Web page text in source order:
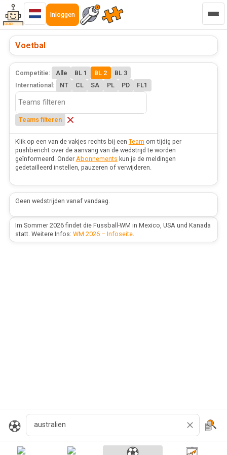
Inloggen
Voetbal
Competitie: Alle BL 1 BL 2
BL 3
International:
NT CL SA PL PD FL1
Teams filteren
Klik op een van de vakjes rechts bij een Team om tijdig per
pushbericht over de aanvang van de wedstrijd te worden
geïnformeerd. Onder Abonnements kun je de meldingen
gedetailleerd instellen, pauzeren of verwijderen.
Geen wedstrijden vanaf vandaag.
Im Sommer 2026 findet die Fussball-WM in Mexico, USA und Kanada
statt. Weitere Infos: WM 2026 – Infoseite.
Zoeken